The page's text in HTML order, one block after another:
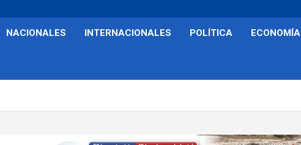
NACIONALES INTERNACIONALES POLÍTICA ECONOMÍA